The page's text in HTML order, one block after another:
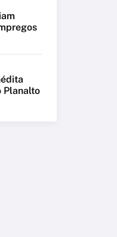
Planalto